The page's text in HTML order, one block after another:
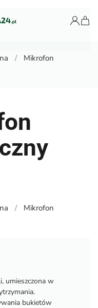
Mikrofon
Mikrofon
umieszczona w
bukietów